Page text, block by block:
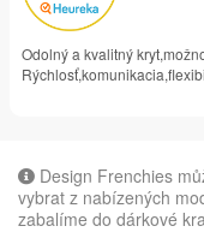
Odolný a kvalitný
Design Frenchies
vybrat z nabízených
zabalíme do dárkové